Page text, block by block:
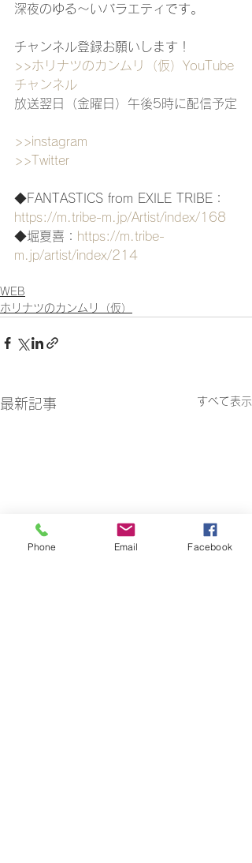
深夜のゆる〜いバラエティです。
チャンネル登録お願いします！
>>ホリナツのカンムリ（仮） YouTube
チャンネル
放送翌日（金曜日）午後5時に配信予定
>>instagram
>>Twitter
◆FANTASTICS from EXILE TRIBE：
https://m.tribe-m.jp/Artist/index/168
◆堀夏喜： https://m.tribe-
m.jp/artist/index/214
WEB
ホリナツのカンムリ（仮）
最新記事 すべて表示
Phone Email Facebook